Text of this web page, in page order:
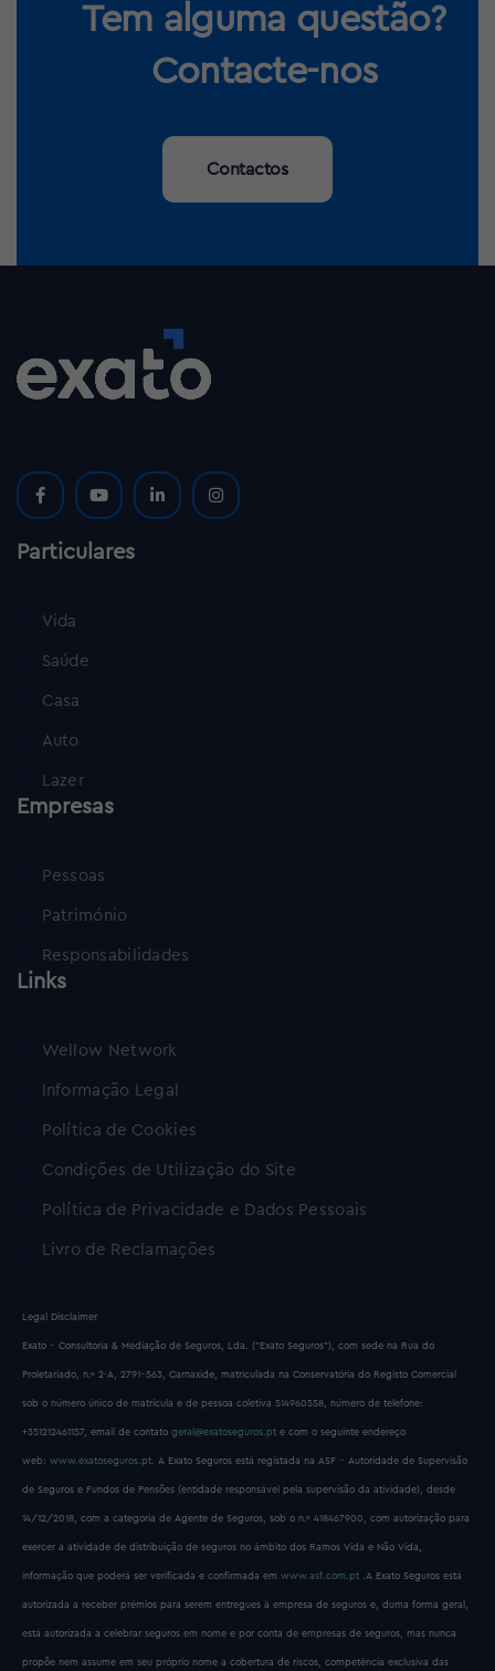
Tem alguma questão?
Contacte-nos
Contactos
Particulares
Vida
Saúde
Casa
Auto
Lazer
Empresas
Pessoas
Património
Responsabilidades
Links
Wellow Network
Informação Legal
Política de Cookies
Condições de Utilização do Site
Política de Privacidade e Dados Pessoais
Livro de Reclamações
Legal Disclaimer
Exato – Consultoria & Mediação de Seguros, Lda. (“Exato Seguros”), com sede na Rua do
Proletariado, n.º 2-A, 2791-563, Carnaxide, matriculada na Conservatória do Registo Comercial
sob o número único de matrícula e de pessoa coletiva 514960558, número de telefone:
+351212461157, email de contato geral@exatoseguros.pt e com o seguinte endereço
web: www.exatoseguros.pt . A Exato Seguros está registada na ASF – Autoridade de Supervisão
de Seguros e Fundos de Pensões (entidade responsável pela supervisão da atividade), desde
14/12/2018, com a categoria de Agente de Seguros, sob o n.º 418467900, com autorização para
exercer a atividade de distribuição de seguros no âmbito dos Ramos Vida e Não Vida,
informação que poderá ser verificada e confirmada em www.asf.com.pt .A Exato Seguros está
autorizada a receber prémios para serem entregues à empresa de seguros e, duma forma geral,
está autorizada a celebrar seguros em nome e por conta de empresas de seguros, mas nunca
propõe nem assume em seu próprio nome a cobertura de riscos, competência exclusiva das